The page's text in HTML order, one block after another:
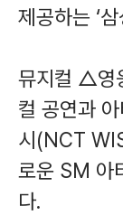
제공하는 ‘
뮤지컬 △영
컬 공연과
시(NCT
로운 SM 아
다.